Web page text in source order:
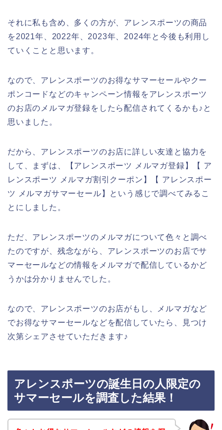
それに私も含め、多くの方が、アレンスポーツの商品
を2021年、2022年、2023年、2024年と今後も利用し
ていくことと思います。
なので、アレンスポーツのお得なサマーセールやクー
ポンコードなどのキャンペーン情報をアレンスポーツ
のお店のメルマガ登録をしたら配信されてくるかも♪と
思いました。
だから、アレンスポーツのお店に詳しい友達と協力を
して、まずは、【アレンスポーツ メルマガ登録】【 ア
レンスポーツ メルマガ割引クーポン】【 アレンスポー
ツ メルマガサマーセール】という感じで調べてみるこ
とにしました。
ただ、アレンスポーツのメルマガについて色々と調べ
たのですが、残念ながら、アレンスポーツのお店でサ
マーセールなどの情報をメルマガで配信しているかど
うかは分かりませんでした。
なので、アレンスポーツのお店がもし、メルマガなど
でお得なサマーセールなどを配信していたら、見つけ
次第シェアさせていただきます♪
アレンスポーツの誕生日の人限定の
サマーセールを調査した結果！